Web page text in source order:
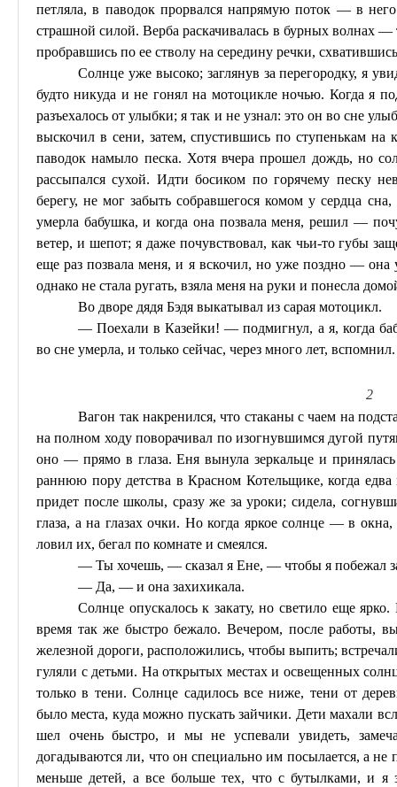
петляла, в паводок прорвался напрямую поток — в
страшной силой. Верба раскачивалась в бурных волнах
пробравшись по ее стволу на середину речки,
Солнце уже высоко; заглянув за перегородку, я
будто никуда и не гонял на мотоцикле ночью. Когда я
разъехалось от улыбки; я так и не узнал: это он во сне
выскочил в сени, затем, спустившись по ступенькам на
паводок намыло песка. Хотя вчера прошел дождь, но
рассыпался сухой. Идти босиком по горячему песку
берегу, не мог забыть собравшегося комом у сердца
умерла бабушка, и когда она позвала меня, решил —
ветер, и шепот; я даже почувствовал, как чьи-то губы
еще раз позвала меня, и я вскочил, но уже поздно — она
однако не стала ругать, взяла меня на руки и понесла
Во дворе дядяБэдя выкатывал из сарая мотоцикл.
— Поехали вКазейки! — подмигнул, а я, когда
во сне умерла, и только сейчас, через много лет, вспомнил.
2
Вагон так накренился, что стаканы с чаем на
на полном ходу поворачивал по изогнувшимся дугой
оно — прямо в глаза.Еня вынула зеркальце и
раннюю пору детства в Красном Котельщике, когда едва
придет после школы, сразу же за уроки; сидела,
глаза, а на глазах очки. Но когда яркое солнце — в
ловил их, бегал по комнате и смеялся.
— Ты хочешь, — сказал я Ене, — чтобы я побежал
— Да, — и она захихикала.
Солнце опускалось к закату, но светило еще
время так же быстро бежало. Вечером, после работы,
железной дороги, расположились, чтобы выпить;
гуляли с детьми. На открытых местах и освещенных
только в тени. Солнце садилось все ниже, тени от
было места, куда можно пускать зайчики. Дети махали
шел очень быстро, и мы не успевали увидеть,
догадываются ли, что он специально им посылается, а
меньше детей, а все больше тех, что с бутылками, и я